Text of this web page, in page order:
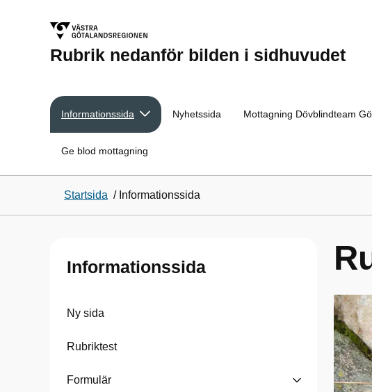
Rubrik nedanför bilden i sidhuvudet
Informationssida Nyhetssida Mottagning Dövblindteam
Ge blod mottagning
Startsida / Informationssida
Informationssida
Ny sida
Rubriktest
Formulär